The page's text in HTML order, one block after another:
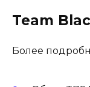
Team
Более